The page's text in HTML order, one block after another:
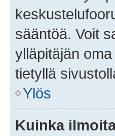
sääntöä. Voit
ylläpitäjän
tietyllä
Ylös
Kuinka